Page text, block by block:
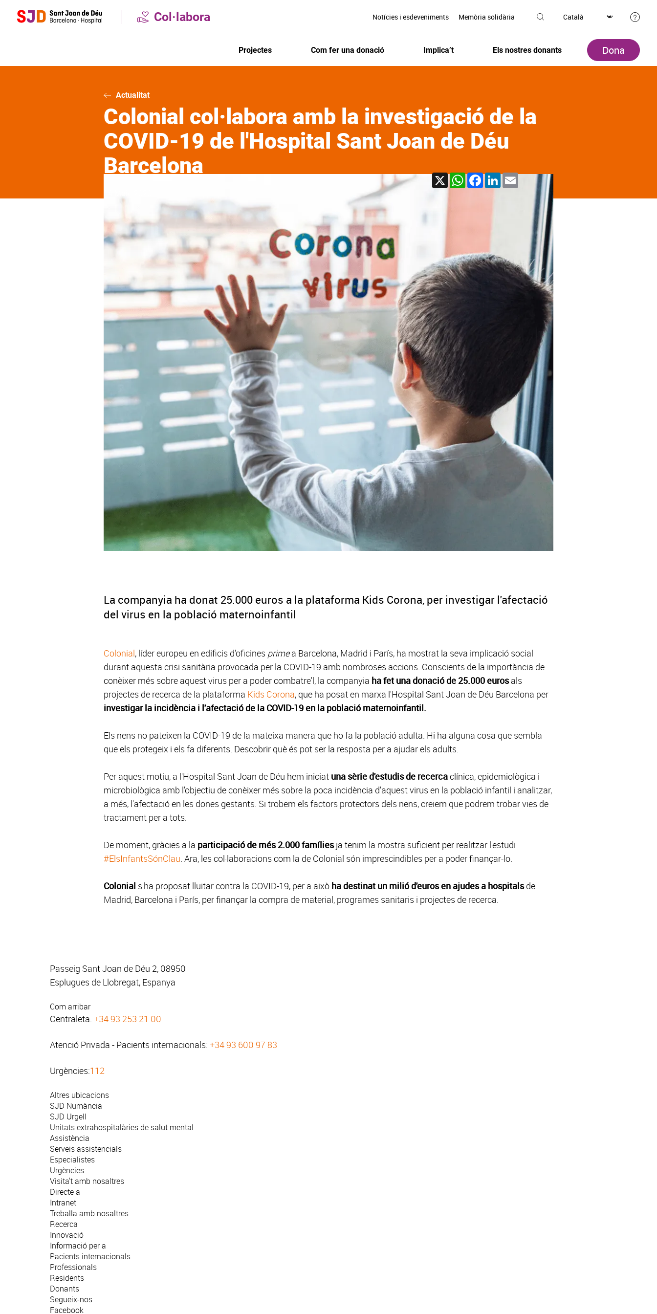
Col·labora Notícies i esdeveniments Memòria solidària
Projectes Com fer una donació Implica’t Els nostres donants Dona
Actualitat
Colonial col·labora amb la investigació de la
COVID-19 de l'Hospital Sant Joan de Déu
Barcelona
X WhatsApp
Facebook
LinkedIn
Email
La companyia ha donat 25.000 euros a la plataforma Kids Corona, per investigar l'afectació
del virus en la població maternoinfantil
Colonial, líder europeu en edificis d'oficines primea Barcelona, Madrid i París, ha mostrat la seva implicació social
durant aquesta crisi sanitària provocada per la COVID-19 amb nombroses accions. Conscients de la importància de
conèixer més sobre aquest virus per a poder combatre'l, la companyia ha fet una donació de 25.000 eurosals
projectes de recerca de la plataforma Kids Corona, que ha posat en marxa l'Hospital Sant Joan de Déu Barcelona per
investigar la incidència i l'afectació de la COVID-19 en la població maternoinfantil.
Els nens no pateixen la COVID-19 de la mateixa manera que ho fa la població adulta. Hi ha alguna cosa que sembla
que els protegeix i els fa diferents. Descobrir què és pot ser la resposta per a ajudar els adults.
Per aquest motiu, a l'Hospital Sant Joan de Déu hem iniciat una sèrie d'estudis de recercaclínica, epidemiològica i
microbiològica amb l'objectiu de conèixer més sobre la poca incidència d'aquest virus en la població infantil i analitzar,
a més, l'afectació en les dones gestants. Si trobem els factors protectors dels nens, creiem que podrem trobar vies de
tractament per a tots.
De moment, gràcies a la participació de més 2.000 famíliesja tenim la mostra suficient per realitzar l'estudi
#ElsInfantsSónClau. Ara, les col·laboracions com la de Colonial són imprescindibles per a poder finançar-lo.
Colonial s'ha proposat lluitar contra la COVID-19, per a això ha destinat un milió d'euros en ajudes a hospitalsde
Madrid, Barcelona i París, per finançar la compra de material, programes sanitaris i projectes de recerca.
Passeig Sant Joan de Déu 2, 08950
Esplugues de Llobregat, Espanya
Com arribar
Centraleta: +34 93 253 21 00
Atenció Privada - Pacients internacionals: +34 93 600 97 83
Urgències:112
Altres ubicacions
SJD Numància
SJD Urgell
Unitats extrahospitalàries de salut mental
Assistència
Serveis assistencials
Especialistes
Urgències
Visita't amb nosaltres
Directe a
Intranet
Treballa amb nosaltres
Recerca
Innovació
Informació per a
Pacients internacionals
Professionals
Residents
Donants
Segueix-nos
Facebook